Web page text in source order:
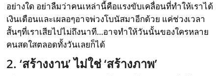
อย่างใด อย่าลืมว่าคนเหล่านี้คือแรงขับเคลื่อนที่ทำให้เราได้
เงินเดือนและเผลอๆอาจพ่วงโบนัสมาอีกด้วย แค่ช่วงเวลา
สั้นๆที่เราเสียไปไม่ถึงนาที…อาจทำให้วันนั้นของใครหลาย
คนสดใสตลอดทั้งวันเลยก็ได้
2. ‘สร้างงาน’ ไม่ใช่ ‘สร้างภาพ’